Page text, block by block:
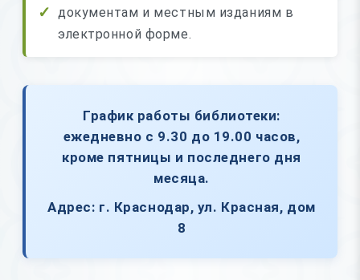
документам и местным изданиям в
электронной форме.
График работы библиотеки:
ежедневно с 9.30 до 19.00 часов,
кроме пятницы и последнего дня
месяца.
Адрес: г. Краснодар, ул. Красная, дом
8